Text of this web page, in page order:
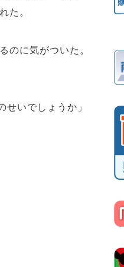
た。
に気がついた。
いでしょうか」